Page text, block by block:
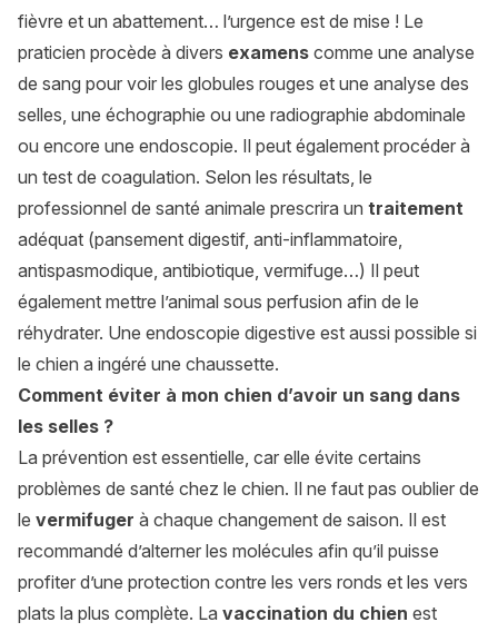
fièvre et un abattement… l’urgence est de mise ! Le
praticien procède à divers examens comme une analyse
de sang pour voir les globules rouges et une analyse des
selles, une échographie ou une radiographie abdominale
ou encore une endoscopie. Il peut également procéder à
un test de coagulation. Selon les résultats, le
professionnel de santé animale prescrira un traitement
adéquat (pansement digestif, anti-inflammatoire,
antispasmodique, antibiotique, vermifuge…) Il peut
également mettre l’animal sous perfusion afin de le
réhydrater. Une endoscopie digestive est aussi possible si
le chien a ingéré une chaussette.
Comment éviter à mon chien d’avoir un sang dans
les selles ?
La prévention est essentielle, car elle évite certains
problèmes de santé chez le chien. Il ne faut pas oublier de
le vermifuger à chaque changement de saison. Il est
recommandé d’alterner les molécules afin qu’il puisse
profiter d’une protection contre les vers ronds et les vers
plats la plus complète. La vaccination du chien est